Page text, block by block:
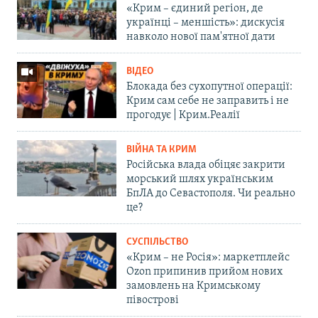
«Крим – єдиний регіон, де
українці – меншість»: дискусія
навколо нової пам'ятної дати
ВІДЕО
Блокада без сухопутної операції:
Крим сам себе не заправить і не
прогодує | Крим.Реалії
ВІЙНА ТА КРИМ
Російська влада обіцяє закрити
морський шлях українським
БпЛА до Севастополя. Чи реально
це?
СУСПІЛЬСТВО
«Крим – не Росія»: маркетплейс
Ozon припинив прийом нових
замовлень на Кримському
півострові